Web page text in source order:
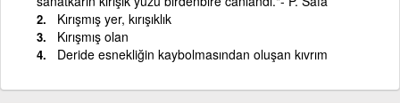
Kırışmış yer, kırışıklık
Kırışmış olan
Deride esnekliğin kaybolmasından oluşan kıvrım